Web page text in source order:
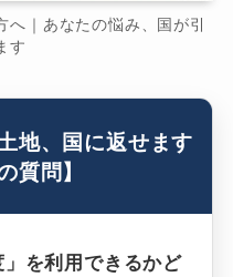
｜あなたの悩み、国が引
す
地、国に返せます
質問】
」を利用できるかど